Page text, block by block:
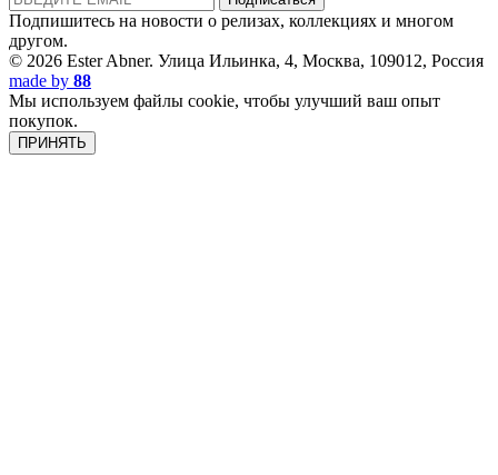
Подпишитесь на новости о релизах, коллекциях и многом
другом.
© 2026 Ester Abner. Улица Ильинка, 4, Москва, 109012, Россия
made by 88
Мы используем файлы cookie, чтобы улучший ваш опыт
покупок.
ПРИНЯТЬ